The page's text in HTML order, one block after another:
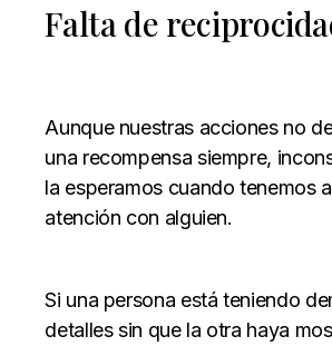
Falta de
Aunque nuestras acciones no
una recompensa siempre,
la esperamos cuando tenemos
atención con alguien.
Si una persona está teniendo
detalles sin que la otra haya